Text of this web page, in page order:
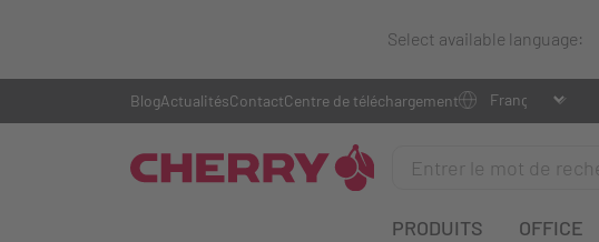
Select available language:
PRODUITS OFFICE
BlogActualitésContactCentre de téléchargement